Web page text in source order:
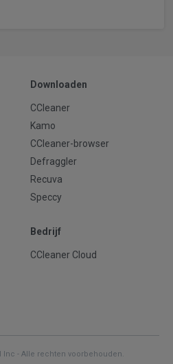
Downloaden
CCleaner
Kamo
CCleaner-browser
Defraggler
Recuva
Speccy
Bedrijf
CCleaner Cloud
Inc - Alle rechten voorbehouden.